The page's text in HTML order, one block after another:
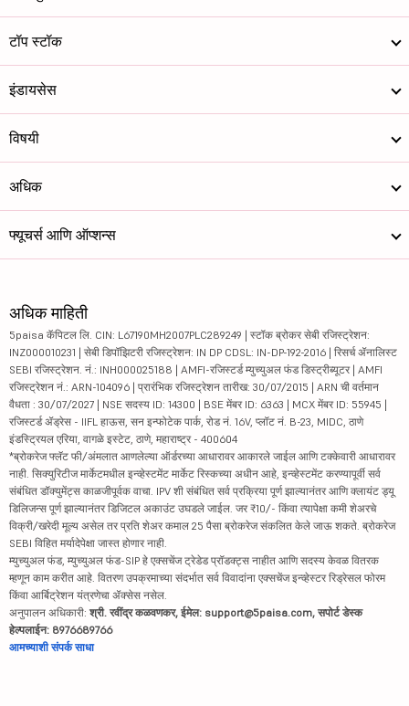
टॉप स्टॉक
इंडायसेस
विषयी
अधिक
फ्यूचर्स आणि ऑप्शन्स
अधिक माहिती
5paisa कॅपिटल लि. CIN: L67190MH2007PLC289249 | स्टॉक ब्रोकर सेबी रजिस्ट्रेशन:
INZ000010231 | सेबी डिपॉझिटरी रजिस्ट्रेशन: IN DP CDSL: IN-DP-192-2016 | रिसर्च ॲनालिस्ट
SEBI रजिस्ट्रेशन. नं.: INH000025188 | AMFI-रजिस्टर्ड म्युच्युअल फंड डिस्ट्रीब्यूटर | AMFI
रजिस्ट्रेशन नं.: ARN-104096 | प्रारंभिक रजिस्ट्रेशन तारीख: 30/07/2015 | ARN ची वर्तमान
वैधता : 30/07/2027 | NSE सदस्य ID: 14300 | BSE मेंबर ID: 6363 | MCX मेंबर ID: 55945 |
रजिस्टर्ड ॲड्रेस - IIFL हाऊस, सन इन्फोटेक पार्क, रोड नं. 16V, प्लॉट नं. B-23, MIDC, ठाणे
इंडस्ट्रियल एरिया, वागळे इस्टेट, ठाणे, महाराष्ट्र - 400604
*ब्रोकरेज फ्लॅट फी/अंमलात आणलेल्या ऑर्डरच्या आधारावर आकारले जाईल आणि टक्केवारी आधारावर
नाही. सिक्युरिटीज मार्केटमधील इन्व्हेस्टमेंट मार्केट रिस्कच्या अधीन आहे, इन्व्हेस्टमेंट करण्यापूर्वी सर्व
संबंधित डॉक्युमेंट्स काळजीपूर्वक वाचा. IPV शी संबंधित सर्व प्रक्रिया पूर्ण झाल्यानंतर आणि क्लायंट ड्यू
डिलिजन्स पूर्ण झाल्यानंतर डिजिटल अकाउंट उघडले जाईल. जर ₹10/- किंवा त्यापेक्षा कमी शेअरचे
विक्री/खरेदी मूल्य असेल तर प्रति शेअर कमाल 25 पैसा ब्रोकरेज संकलित केले जाऊ शकते. ब्रोकरेज
SEBI विहित मर्यादेपेक्षा जास्त होणार नाही.
म्युच्युअल फंड, म्युच्युअल फंड-SIP हे एक्सचेंज ट्रेडेड प्रॉडक्ट्स नाहीत आणि सदस्य केवळ वितरक
म्हणून काम करीत आहे. वितरण उपक्रमाच्या संदर्भात सर्व विवादांना एक्सचेंज इन्व्हेस्टर रिड्रेसल फोरम
किंवा आर्बिट्रेशन यंत्रणेचा ॲक्सेस नसेल.
अनुपालन अधिकारी: श्री. रवींद्र कळवणकर, ईमेल: support@5paisa.com, सपोर्ट डेस्क
हेल्पलाईन: 8976689766
आमच्याशी संपर्क साधा